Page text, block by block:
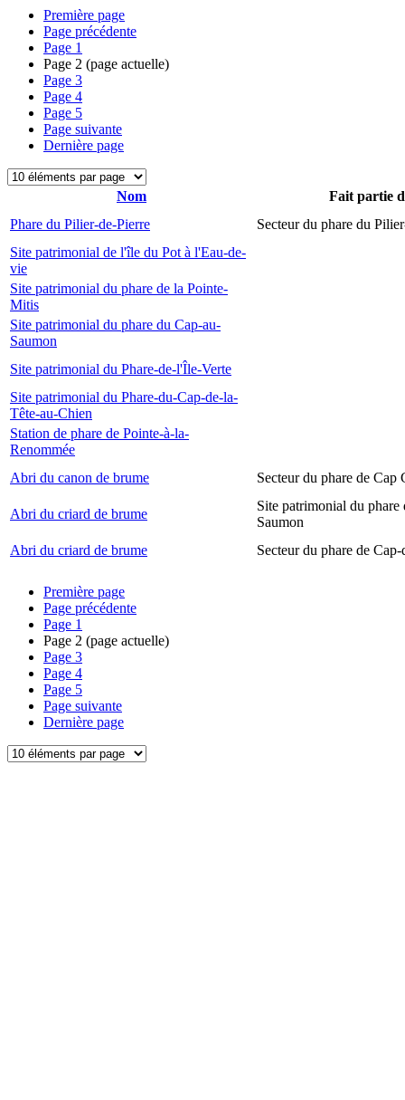
Première page
Page précédente
Page 1
Page 2 (page actuelle)
Page 3
Page 4
Page 5
Page suivante
Dernière page
Nom
Fait partie
Phare du Pilier-de-Pierre
Secteur du phare du
Site patrimonial de l'île du Pot à l'Eau-de-
vie
Site patrimonial du phare de la Pointe-
Mitis
Site patrimonial du phare du Cap-au-
Saumon
Site patrimonial du Phare-de-l'Île-Verte
Site patrimonial du Phare-du-Cap-de-la-
Tête-au-Chien
Station de phare de Pointe-à-la-
Renommée
Abri du canon de brume
Secteur du phare de Cap
Abri du criard de brume
Site patrimonial du phare
Saumon
Abri du criard de brume
Secteur du phare de Cap-
Première page
Page précédente
Page 1
Page 2 (page actuelle)
Page 3
Page 4
Page 5
Page suivante
Dernière page